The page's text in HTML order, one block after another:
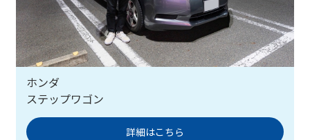
ホンダ
ステップワゴン
詳細はこちら